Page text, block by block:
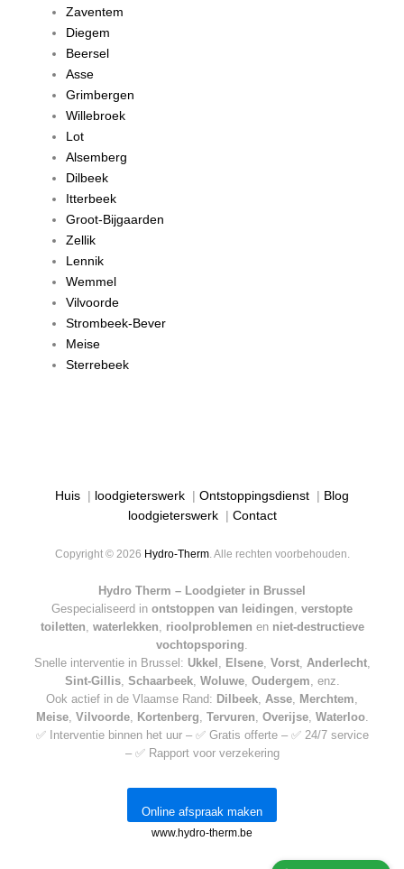
Zaventem
Diegem
Beersel
Asse
Grimbergen
Willebroek
Lot
Alsemberg
Dilbeek
Itterbeek
Groot-Bijgaarden
Zellik
Lennik
Wemmel
Vilvoorde
Strombeek-Bever
Meise
Sterrebeek
Huis | loodgieterswerk | Ontstoppingsdienst | Blog
loodgieterswerk| Contact
Copyright © 2026 Hydro-Therm. Alle rechten voorbehouden.
Hydro Therm – Loodgieter in Brussel
Gespecialiseerd in ontstoppen van leidingen, verstopte
toiletten, waterlekken, rioolproblemen en niet-destructieve
vochtopsporing.
Snelle interventie in Brussel: Ukkel , Elsene, Vorst, Anderlecht,
Sint-Gillis, Schaarbeek, Woluwe, Oudergem, enz.
Ook actief in de Vlaamse Rand: Dilbeek, Asse, Merchtem,
Meise, Vilvoorde, Kortenberg, Tervuren, Overijse, Waterloo.
✅ Interventie binnen het uur – ✅ Gratis offerte – ✅ 24/7 service
– ✅ Rapport voor verzekering
Online afspraak maken
www.hydro-therm.be